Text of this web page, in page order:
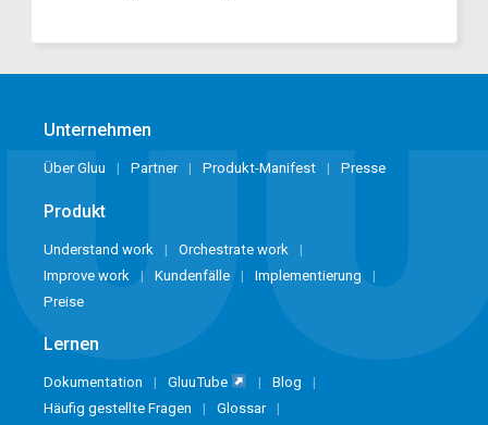
Unternehmen
Über Gluu Partner Produkt-Manifest Presse
Produkt
Understand work
Orchestrate work
Improve work
Kundenfälle
Implementierung
Preise
Lernen
Dokumentation GluuTube
Blog
Häufig gestellte Fragen
Glossar